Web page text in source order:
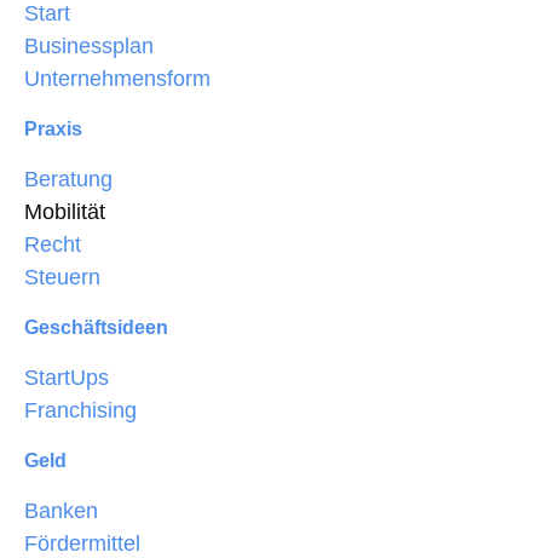
Start
Businessplan
Unternehmensform
Praxis
Beratung
Mobilität
Recht
Steuern
Geschäftsideen
StartUps
Franchising
Geld
Banken
Fördermittel